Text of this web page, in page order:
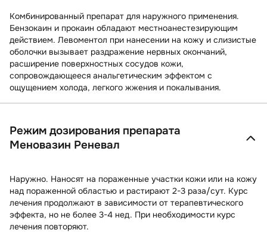
Комбинированный препарат для наружного применения.
Бензокаин и прокаин обладают местноанестезирующим
действием. Левоментол при нанесении на кожу и слизистые
оболочки вызывает раздражение нервных окончаний,
расширение поверхностных сосудов кожи,
сопровождающееся анальгетическим эффектом с
ощущением холода, легкого жжения и покалывания.
Режим дозирования препарата
Меновазин Реневал
Наружно. Наносят на пораженные участки кожи или на кожу
над пораженной областью и растирают 2-3 раза/сут. Курс
лечения продолжают в зависимости от терапевтического
эффекта, но не более 3-4 нед. При необходимости курс
лечения повторяют.